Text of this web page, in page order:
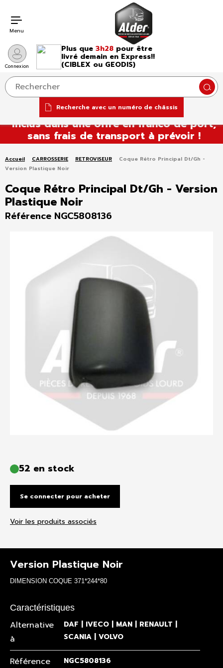
Tous nos réservoirs à carburant sont
inclus dans une offre en franco de port,
sans frais de transport à prévoir !
Recherche avec un numéro de châssis
Connexion
Plus que 3h28 pour être
livré demain en Express!!
(CIBLEX ou GEODIS)
Menu
Accueil CARROSSERIE RETROVISEUR
Coque Rétro Principal Dt/Gh -
Version Plastique Noir
Coque Rétro Principal Dt/Gh - Version
Plastique Noir
Référence NGC5808136
52 en stock
Se connecter pour acheter
Voir les produits associés
Version Plastique Noir
DIMENSION COQUE 371*244*80
Caractéristiques
Alternative
à
DAF | IVECO | MAN | RENAULT |
SCANIA | VOLVO
Référence NGC5808136